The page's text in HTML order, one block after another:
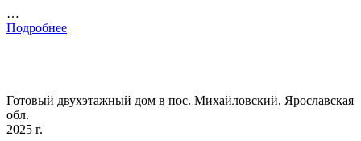
…
Подробнее
Готовый двухэтажный дом в пос. Михайловский, Ярославская
обл.
2025 г.